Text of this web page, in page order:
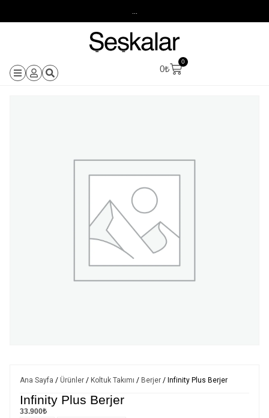
0₺
0
Ana Sayfa / Ürünler / Koltuk Takımı / Berjer / Infinity Plus Berjer
Infinity Plus Berjer
33.900₺